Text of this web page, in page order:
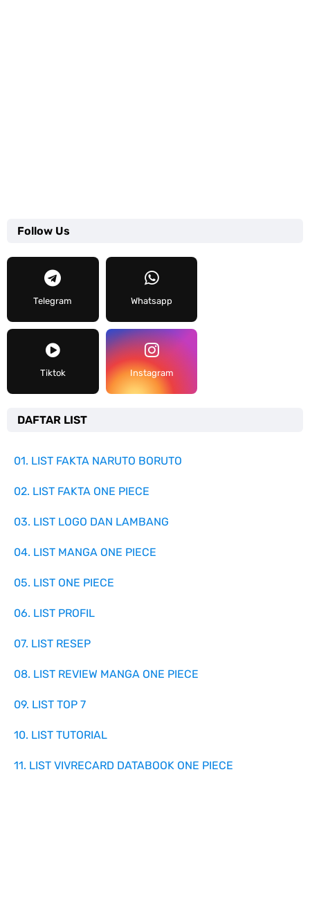
Follow Us
Telegram Whatsapp
Tiktok Instagram
DAFTAR LIST
01. LIST FAKTA NARUTO BORUTO
02. LIST FAKTA ONE PIECE
03. LIST LOGO DAN LAMBANG
04. LIST MANGA ONE PIECE
05. LIST ONE PIECE
06. LIST PROFIL
07. LIST RESEP
08. LIST REVIEW MANGA ONE PIECE
09. LIST TOP 7
10. LIST TUTORIAL
11. LIST VIVRECARD DATABOOK ONE PIECE